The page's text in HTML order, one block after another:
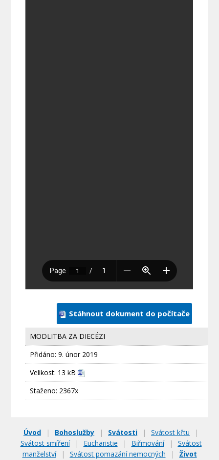
Stáhnout dokument do počítače
MODLITBA ZA DIECÉZI
Přidáno:9. únor 2019
Velikost: 13 kB
Staženo: 2367x
Úvod | Bohoslužby | Svátosti | Svátost křtu
|
Svátost smíření
| Eucharistie | Biřmování |
Svátost
manželství
| Svátost pomazání nemocných | Život